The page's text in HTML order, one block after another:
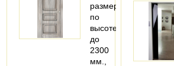
размеров
по
высоте
до
2300
мм.,